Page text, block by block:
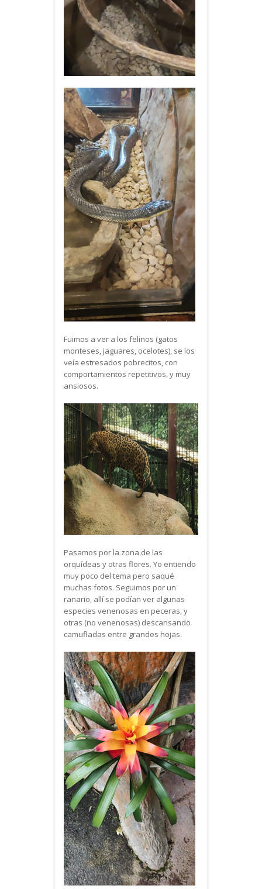
Fuimos a ver a los felinos (gatos
monteses, jaguares, ocelotes), se los
veía estresados pobrecitos, con
comportamientos repetitivos, y muy
ansiosos.
Pasamos por la zona de las
orquídeas y otras flores. Yo entiendo
muy poco del tema pero saqué
muchas fotos. Seguimos por un
ranario, allí se podían ver algunas
especies venenosas en peceras, y
otras (no venenosas) descansando
camufladas entre grandes hojas.